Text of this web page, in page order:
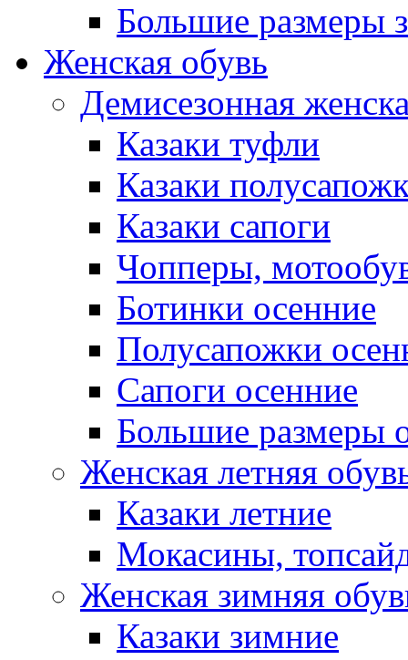
Большие размеры
Женская обувь
Демисезонная
Казаки туфли
Казаки
Казаки сапоги
Чопперы,
Ботинки осенние
Полусапожки
Сапоги осенние
Большие размеры
Женская летняя
Казаки летние
Мокасины,
Женская зимняя
Казаки зимние